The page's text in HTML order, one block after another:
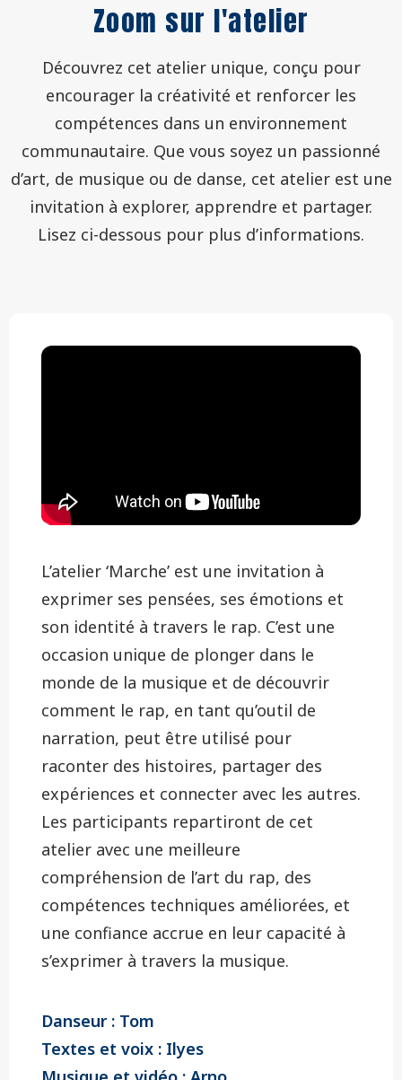
Zoom sur l'atelier
Découvrez cet atelier unique, conçu pour
encourager la créativité et renforcer les
compétences dans un environnement
communautaire. Que vous soyez un passionné
d’art, de musique ou de danse, cet atelier est une
invitation à explorer, apprendre et partager.
Lisez ci-dessous pour plus d’informations.
L’atelier ‘Marche’ est une invitation à
exprimer ses pensées, ses émotions et
son identité à travers le rap. C’est une
occasion unique de plonger dans le
monde de la musique et de découvrir
comment le rap, en tant qu’outil de
narration, peut être utilisé pour
raconter des histoires, partager des
expériences et connecter avec les autres.
Les participants repartiront de cet
atelier avec une meilleure
compréhension de l’art du rap, des
compétences techniques améliorées, et
une confiance accrue en leur capacité à
s’exprimer à travers la musique.
Danseur : Tom
Textes et voix : Ilyes